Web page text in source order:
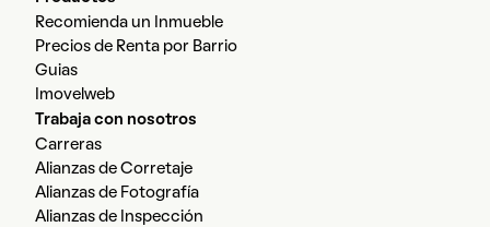
Recomienda un Inmueble
Precios de Renta por Barrio
Guias
Imovelweb
Trabaja con nosotros
Carreras
Alianzas de Corretaje
Alianzas de Fotografía
Alianzas de Inspección